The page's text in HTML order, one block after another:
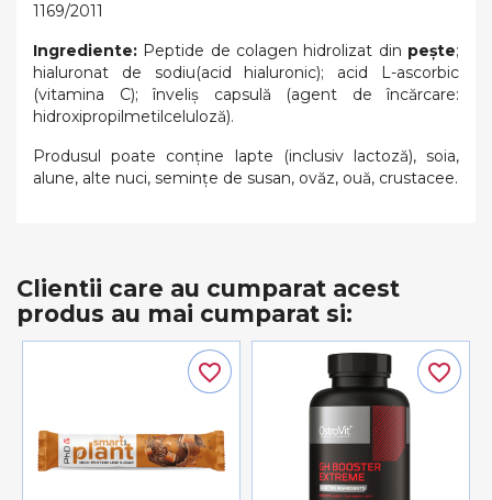
1169/2011
Ingrediente: Peptide de colagen hidrolizat din pește;
hialuronat de sodiu(acid hialuronic); acid L-ascorbic
(vitamina C); înveliș capsulă (agent de încărcare:
hidroxipropilmetilceluloză).
Produsul poate conține lapte (inclusiv lactoză), soia,
alune, alte nuci, semințe de susan, ovăz, ouă, crustacee.
Clientii care au cumparat acest
produs au mai cumparat si:
favorite_border favorite_border